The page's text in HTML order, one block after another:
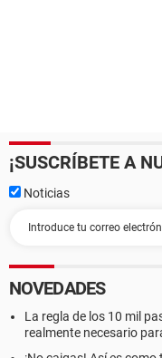
¡SUSCRÍBETE A
Noticias
NOVEDADES
La regla de los 10 mil
realmente necesario